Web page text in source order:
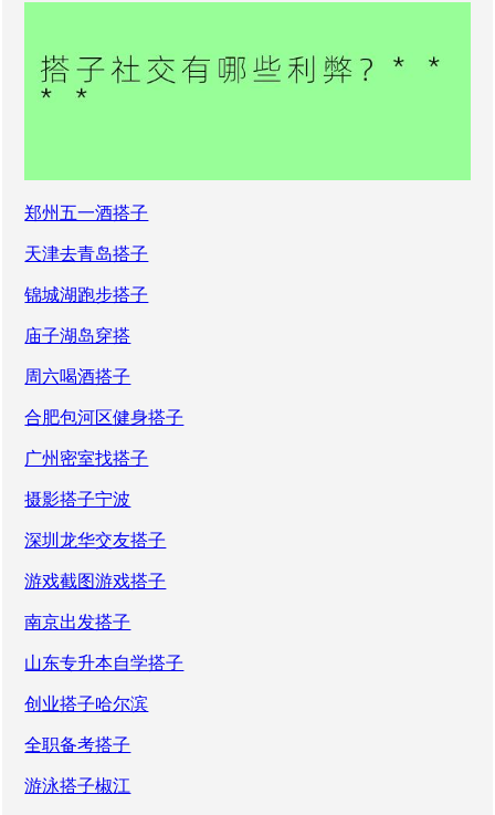
郑州五一酒搭子
天津去青岛搭子
锦城湖跑步搭子
庙子湖岛穿搭
周六喝酒搭子
合肥包河区健身搭子
广州密室找搭子
摄影搭子宁波
深圳龙华交友搭子
游戏截图游戏搭子
南京出发搭子
山东专升本自学搭子
创业搭子哈尔滨
全职备考搭子
游泳搭子椒江